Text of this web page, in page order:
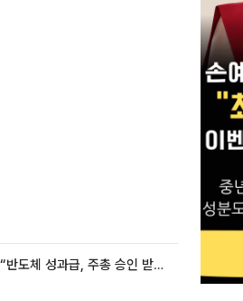
김정관 장관 “반도체 성과급, 주총 승인 받도록”…상법·자본시장법 개정 시사